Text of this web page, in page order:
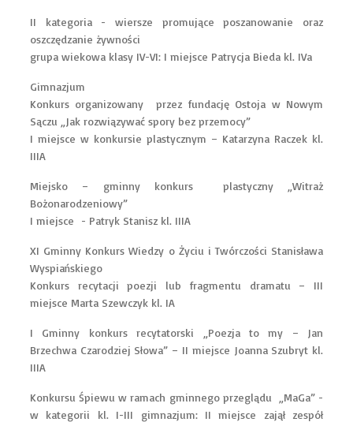
II kategoria - wiersze promujące poszanowanie oraz
oszczędzanie żywności
grupa wiekowa klasy IV-VI: I miejsce Patrycja Bieda kl. IVa
Gimnazjum
Konkurs organizowany przez fundację Ostoja w Nowym
Sączu „Jak rozwiązywać spory bez przemocy”
I miejsce w konkursie plastycznym – Katarzyna Raczek kl.
IIIA
Miejsko – gminny konkurs plastyczny „Witraż
Bożonarodzeniowy”
I miejsce - Patryk Stanisz kl. IIIA
XI Gminny Konkurs Wiedzy o Życiu i Twórczości Stanisława
Wyspiańskiego
Konkurs recytacji poezji lub fragmentu dramatu – III
miejsce Marta Szewczyk kl. IA
I Gminny konkurs recytatorski „Poezja to my – Jan
Brzechwa Czarodziej Słowa” – II miejsce Joanna Szubryt kl.
IIIA
Konkursu Śpiewu w ramach gminnego przeglądu „MaGa” -
w kategorii kl. I-III gimnazjum: II miejsce zajął zespół